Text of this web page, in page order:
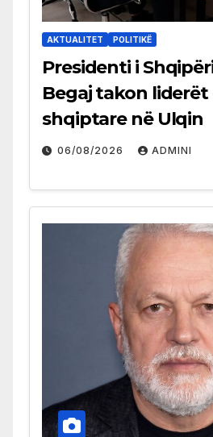
AKTUALITET POLITIKË
Presidenti i
Begaj takon liderët
shqiptare në Ulqin
06/08/2026 ADMINI